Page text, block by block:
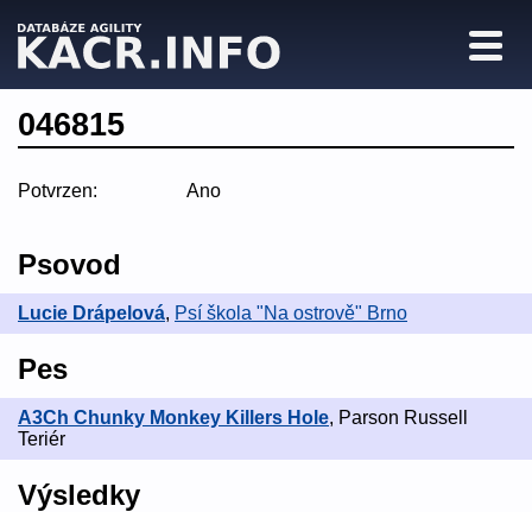
046815
Potvrzen: Ano
Psovod
Lucie Drápelová, Psí škola "Na ostrově" Brno
Pes
A3Ch Chunky Monkey Killers Hole, Parson Russell
Teriér
Výsledky